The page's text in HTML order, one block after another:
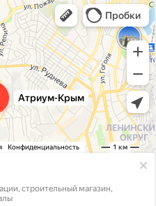
в Севастополе